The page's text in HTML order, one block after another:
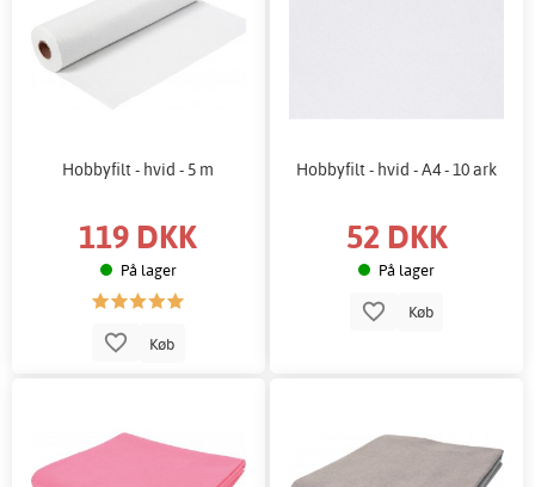
Hobbyfilt - hvid - 5 m
119 DKK
På lager
Køb
Hobbyfilt - hvid - A4 - 10 ark
52 DKK
På lager
Køb